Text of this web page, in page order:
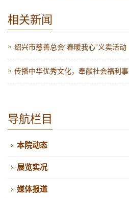
相关新闻
绍兴市慈善总会“春暖我心”义卖活动
传播中华优秀文化，奉献社会福利
导航栏目
本院动态
展览实况
媒体报道